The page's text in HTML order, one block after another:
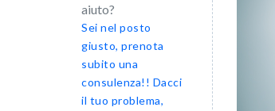
aiuto?
Sei nel posto
giusto, prenota
subito una
consulenza!! Dacci
il tuo problema,